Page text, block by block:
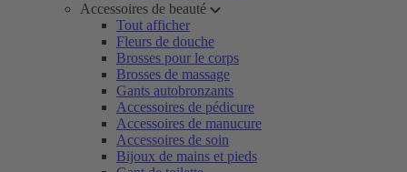
Accessoires de beauté
Tout afficher
Fleurs de douche
Brosses pour le corps
Brosses de massage
Gants autobronzants
Accessoires de pédicure
Accessoires de manucure
Accessoires de soin
Bijoux de mains et pieds